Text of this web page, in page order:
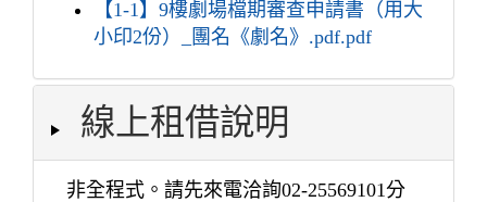
【1-1】9樓劇場檔期審查申請書（用大
小印2份）_團名《劇名》.pdf.pdf
線上租借說明
非全程式。請先來電洽詢02-25569101分